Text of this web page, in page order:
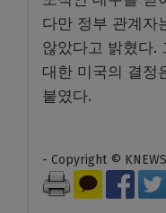
다만 정부 관계자
않았다고 밝혔다.
대한 미국의 결정
붙였다.
- Copyright ©